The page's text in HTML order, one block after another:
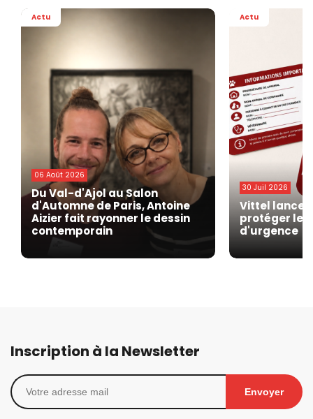
Actu
06 Août 2026
Du Val-d'Ajol au Salon
d'Automne de Paris, Antoine
Aizier fait rayonner le dessin
contemporain
Actu
30 Juil 2026
Vittel lance
protéger les
d'urgence
Inscription à la Newsletter
Envoyer